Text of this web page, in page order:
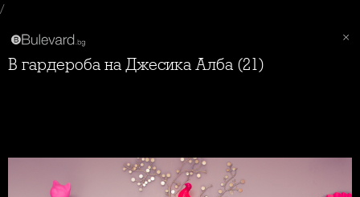
/
В гардероба на Джесика Алба (21)